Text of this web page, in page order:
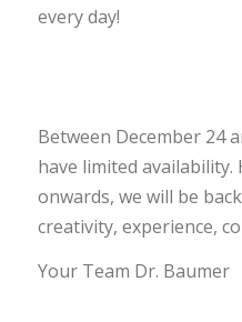
every day!
Between December 24
have limited availability.
onwards, we will be
creativity, experience,
Your Team Dr. Baumer